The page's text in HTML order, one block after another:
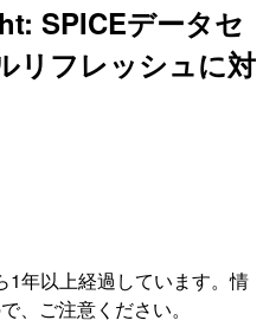
SPICEデータセ
リフレッシュに対
1年以上経過しています。情
、ご注意ください。